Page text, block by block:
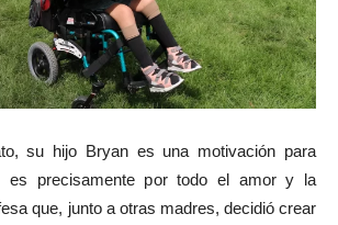
su hijo Bryan es una motivación para
es precisamente por todo el amor y la
que, junto a otras madres, decidió crear